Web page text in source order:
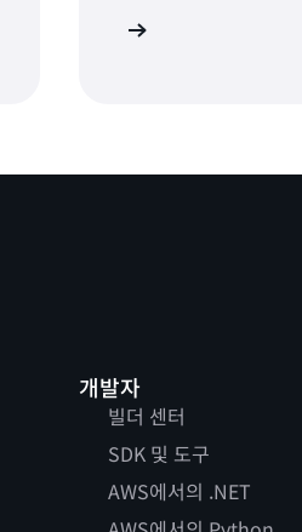
개발자
빌더 센터
SDK 및 도구
AWS에서의 .NET